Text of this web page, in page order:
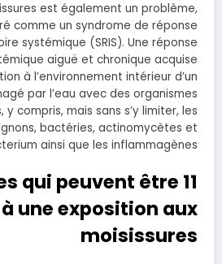
est également un problème,
comme un syndrome de réponse
systémique (SRIS). Une réponse
aiguë et chronique acquise
à l’environnement intérieur d’un
par l’eau avec des organismes
compris, mais sans s’y limiter, les
bactéries, actinomycètes et
ainsi que les inflammagènes …
qui peuvent être
une exposition aux
moisissures